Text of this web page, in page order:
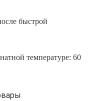
быстрой
температуре: 60